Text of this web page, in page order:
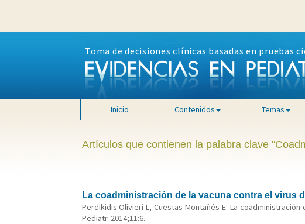
Toma de decisiones clínicas basadas en pruebas
Inicio Contenidos Temas
Artículos que contienen la palabra clave
La coadministración de la vacuna contra el virus
Perdikidis Olivieri L, Cuestas Montañés E. La
Pediatr. 2014;11:6.